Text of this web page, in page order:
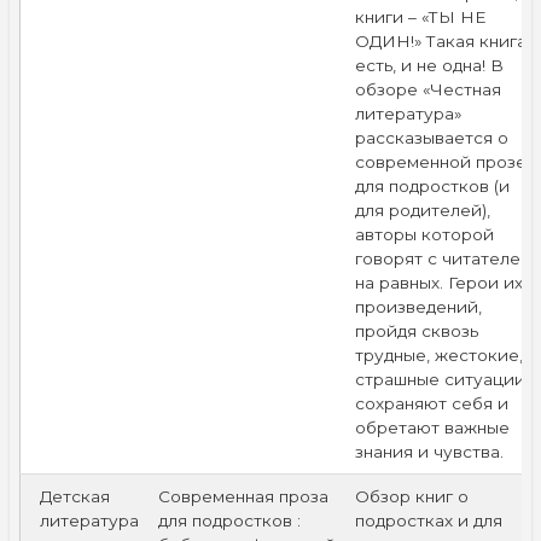
книги – «ТЫ НЕ
ОДИН!» Такая книга
есть, и не одна! В
обзоре «Честная
литература»
рассказывается о
современной прозе
для подростков (и
для родителей),
авторы которой
говорят с читателем
на равных. Герои их
произведений,
пройдя сквозь
трудные, жестокие,
страшные ситуации,
сохраняют себя и
обретают важные
знания и чувства.
Детская
литература
Современная проза
для подростков :
Обзор книг о
подростках и для